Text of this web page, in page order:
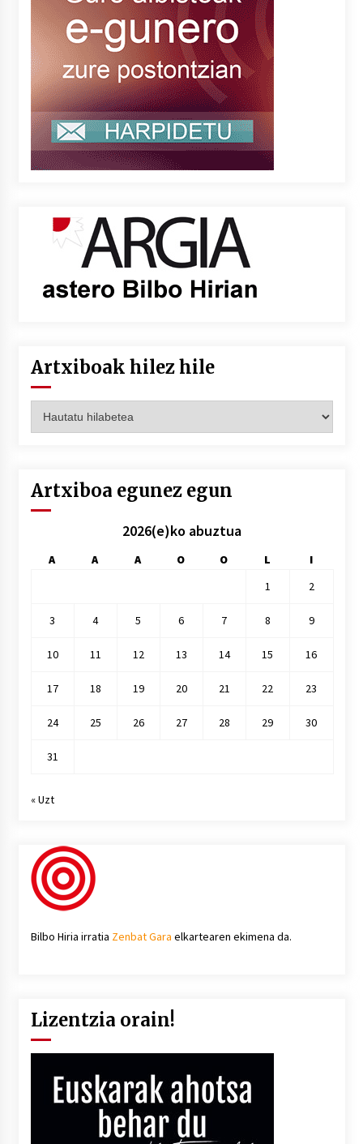
Artxiboak hilez hile
hilez
Artxiboa egunez egun
2026(e)ko abuztua
A A A O O L
I
1
2
3 4 5 6 7 8 9
10 11 12 13 14 15 16
17 18 19 20 21 22 23
24 25 26 27 28 29 30
31
« Uzt
Bilbo Hiria irratia Zenbat Gara elkartearen ekimena da.
Lizentzia orain!